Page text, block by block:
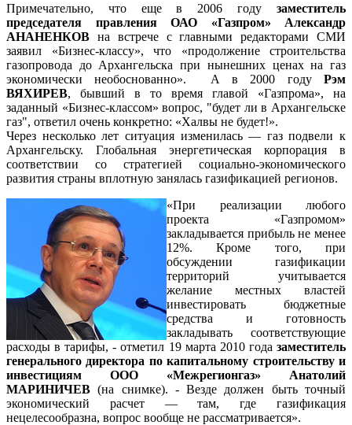
Примечательно, что еще в 2006 году заместитель
председателя правления ОАО «Газпром» Александр
АНАНЕНКОВ на встрече с главными редакторами СМИ
заявил «Бизнес-классу», что «продолжение строительства
газопровода до Архангельска при нынешних ценах на газ
экономически необоснованно». А в 2000 году Рэм
ВЯХИРЕВ, бывший в то время главой «Газпрома», на
заданный «Бизнес-классом» вопрос, "будет ли в Архангельске
газ", ответил очень конкретно: «Халвы не будет!».
Через несколько лет ситуация изменилась — газ подвели к
Архангельску. Глобальная энергетическая корпорация в
соответствии со стратегией социально-экономического
развития страны вплотную занялась газификацией регионов.
«При реализации любого
проекта «Газпромом»
закладывается прибыль не менее
12%. Кроме того, при
обсуждении газификации
территорий учитывается
желание местных властей
инвестировать бюджетные
средства и готовность
закладывать соответствующие
расходы в тарифы, - отметил 19 марта 2010 года заместитель
генерального директора по капитальному строительству и
инвестициям ООО «Межрегионгаз» Анатолий
МАРИНИЧЕВ (на снимке). - Везде должен быть точный
экономический расчет — там, где газификация
нецелесообразна, вопрос вообще не рассматривается».